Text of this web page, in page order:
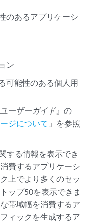
のあるアプリケーシ
ン
可能性のある個人用
ユーザーガイド』の
ジについて 」を参照
する情報を表示でき
費するアプリケーシ
上でより多くのセッ
ップ50を表示できま
帯域幅を消費するア
ィックを生成するア